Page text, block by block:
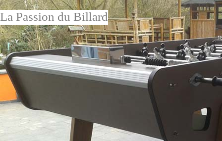
La Passion du Billard